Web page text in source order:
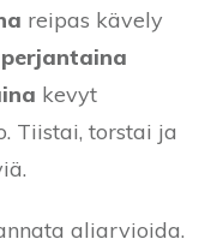
reipas kävely
perjantaina
kevyt
Tiistai, torstai ja
aliarvioida.